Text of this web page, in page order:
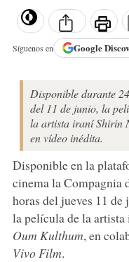
Síguenos en Google
Disponible durante
del 11 de junio, la
la artista iraní Shirin
en vídeo inédita.
Disponible en la
cinema la Compagnia
horas del jueves 11
la película de la
Oum Kulthum, en
Vivo Film.